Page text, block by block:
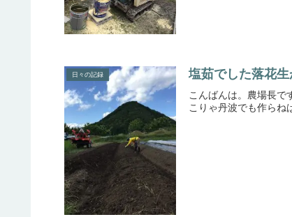
日々の記録 塩茹でした落花生
こんばんは。農場長で
こりゃ丹波でも作らね